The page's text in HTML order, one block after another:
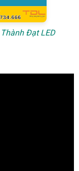
Thành Đạt LED